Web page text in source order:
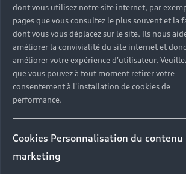
dont vous utilisez notre site internet, par
pages que vous consultez le plus souvent et la
dont vous vous déplacez sur le site. Ils nous
améliorer la convivialité du site internet et
améliorer votre expérience d'utilisateur.
que vous pouvez à tout moment retirer votre
consentement à l'installation de cookies de
performance.
Cookies Personnalisation du contenu
marketing